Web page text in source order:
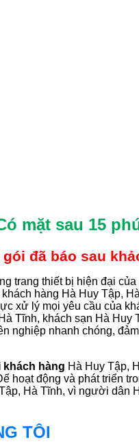
mặt sau 15
đã báo sau
trang thiết bị hiện đại
hàng Hà Huy Tập,
xử lý mọi yêu cầu của
Tĩnh, khách sạn Hà
nhanh chóng,
khách hàng Hà Huy Tập,
hoạt động và phát triển
Hà Tĩnh, vì người dân
TÔI